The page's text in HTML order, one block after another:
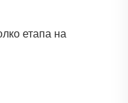
етапа на